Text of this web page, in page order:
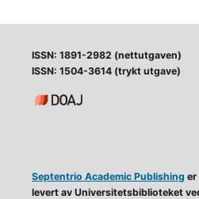
ISSN: 1891-2982 (nettutgaven)
ISSN: 1504-3614 (trykt utgave)
Septentrio Academic Publishing er
levert av Universitetsbiblioteket